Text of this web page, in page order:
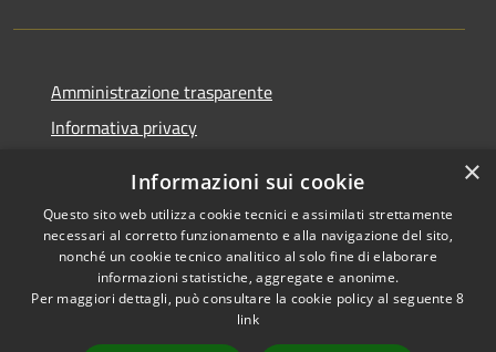
Amministrazione trasparente
Informativa privacy
Dichiarazione di accessibilità
RSS
Copyright © 2026 • Comune di
×
Informazioni sui cookie
Questo sito web utilizza cookie tecnici e assimilati strettamente
necessari al corretto funzionamento e alla navigazione del sito,
nonché un cookie tecnico analitico al solo fine di elaborare
informazioni statistiche, aggregate e anonime.
Per maggiori dettagli, può consultare la cookie policy al seguente8
link